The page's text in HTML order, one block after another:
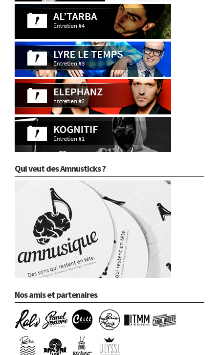
Qui veut des Amnusticks ?
Nos amis et partenaires